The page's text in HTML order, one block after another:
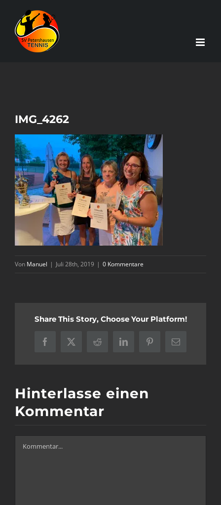
Inhalt
springen
IMG_4262
Von Manuel | Juli 28th, 2019 | 0 Kommentare
Share This Story, Choose Your Platform!
Facebook
X Reddit LinkedInPinterest
E-
Hinterlasse einen
Kommentar
Kommentar